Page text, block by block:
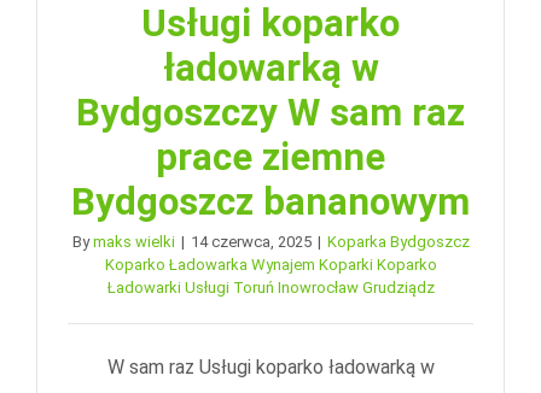
Usługi koparko
ładowarką w
Bydgoszczy W sam raz
prace ziemne
Bydgoszcz bananowym
Bymaks wielki | 14 czerwca, 2025 | Koparka Bydgoszcz
Koparko Ładowarka Wynajem Koparki Koparko
Ładowarki Usługi Toruń Inowrocław Grudziądz
W sam raz Usługi koparko ładowarką w